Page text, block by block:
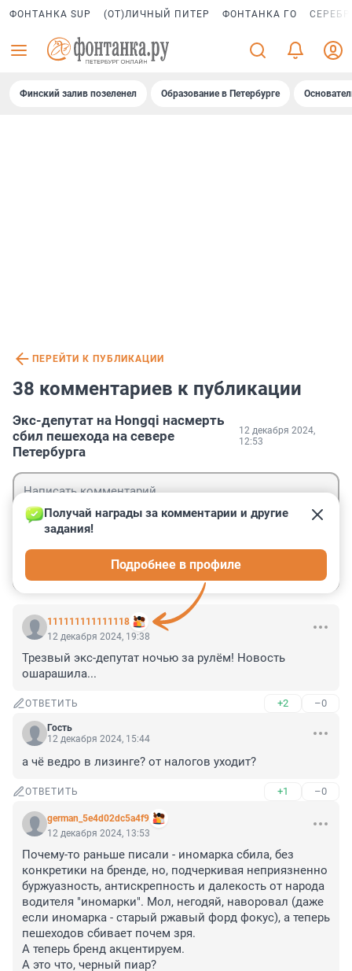
ФОНТАНКА SUP (ОТ)ЛИЧНЫЙ ПИТЕР ФОНТАНКА ГО
Финский залив позеленел Образование в Петербурге
ПЕРЕЙТИ К ПУБЛИКАЦИИ
38 комментариев к публикации
Экс-депутат на Hongqi насмерть
сбил пешехода на севере
Петербурга
12 декабря 2024,
12:53
111111111111118
Получай награды за комментарии и другие
задания!
Подробнее в профиле
12 декабря 2024, 19:38
Трезвый экс-депутат ночью за рулём! Новость
ошарашила...
ОТВЕТИТЬ +2 –0
Гость
12 декабря 2024, 15:44
а чё ведро в лизинге? от налогов уходит?
ОТВЕТИТЬ +1 –0
german_5e4d02dc5a4f9
12 декабря 2024, 13:53
Почему-то раньше писали - иномарка сбила, без
конкретики на бренде, но, подчеркивая неприязненно
буржуазность, антискрепность и далекость от народа
водителя "иномарки". Мол, негодяй, наворовал (даже
если иномарка - старый ржавый форд фокус), а теперь
пешеходов сбивает почем зря.
А теперь бренд акцентируем.
А это что, черный пиар?